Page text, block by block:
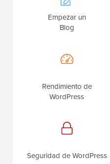
Empezar un
Blog
Rendimiento de
WordPress
Seguridad de WordPress